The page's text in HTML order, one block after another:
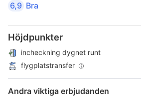
6,9 Bra
Höjdpunkter
incheckning dygnet runt
flygplatstransfer
Andra viktiga erbjudanden